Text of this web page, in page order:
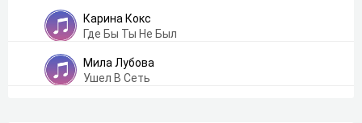
Карина Кокс
Где Бы Ты Не Был
Мила Лубова
Ушел В Сеть